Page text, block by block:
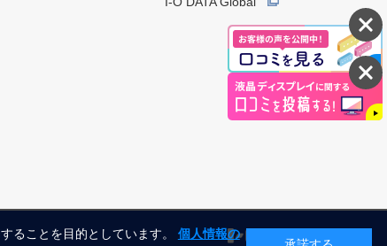
ることを目的としています。 個人情報の